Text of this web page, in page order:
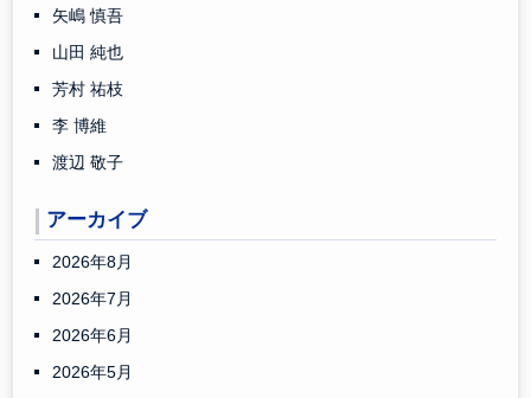
矢嶋 慎吾
山田 純也
芳村 祐枝
李 博維
渡辺 敬子
アーカイブ
2026年8月
2026年7月
2026年6月
2026年5月